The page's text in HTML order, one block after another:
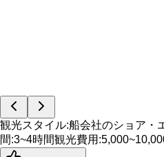
観光スタイル:船会社のショア・
間:3~4時間観光費用 :